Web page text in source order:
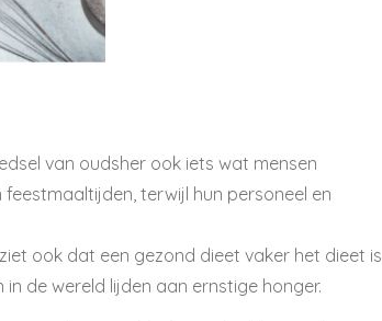
van oudsher ook iets wat mensen
terwijl hun personeel en
ook dat een gezond dieet vaker het dieet is
de wereld lijden aan ernstige honger.